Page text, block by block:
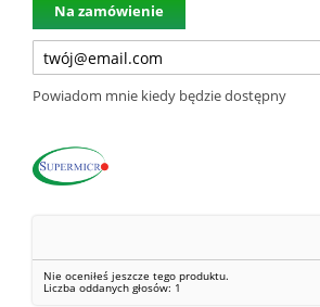
Na zamówienie
Powiadom mnie kiedy będzie dostępny
Nie oceniłeś jeszcze tego produktu.
Liczba oddanych głosów: 1